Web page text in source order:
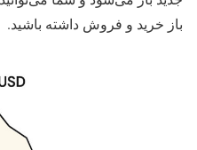
باز خرید و فروش داشته باشید.